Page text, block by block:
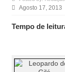
Agosto 17, 2013
Tempo de